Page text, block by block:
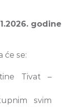
godine
će se:
Tivat –
svim